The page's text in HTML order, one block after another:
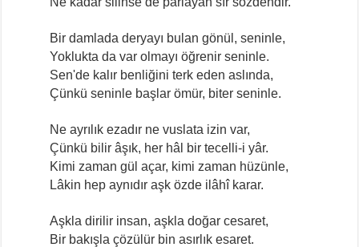
Bir damlada deryayı bulan gönül, seninle,
Yoklukta da var olmayı öğrenir seninle.
Sen'de kalır benliğini terk eden aslında,
Çünkü seninle başlar ömür, biter seninle.
Ne ayrılık ezadır ne vuslata izin var,
Çünkü bilir âşık, her hâl bir tecelli-i yâr.
Kimi zaman gül açar, kimi zaman hüzünle,
Lâkin hep aynıdır aşk özde ilâhî karar.
Aşkla dirilir insan, aşkla doğar cesaret,
Bir bakışla çözülür bin asırlık esaret.